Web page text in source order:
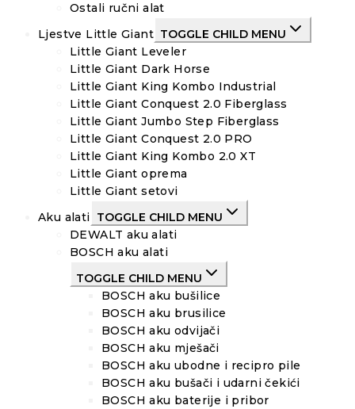
Ostali ručni alat
Ljestve Little Giant TOGGLE CHILD MENU
Little Giant Leveler
Little Giant Dark Horse
Little Giant King Kombo Industrial
Little Giant Conquest 2.0 Fiberglass
Little Giant Jumbo Step Fiberglass
Little Giant Conquest 2.0 PRO
Little Giant King Kombo 2.0 XT
Little Giant oprema
Little Giant setovi
Aku alati TOGGLE CHILD MENU
DEWALT aku alati
BOSCH aku alati
TOGGLE CHILD MENU
BOSCH aku bušilice
BOSCH aku brusilice
BOSCH aku odvijači
BOSCH aku mješači
BOSCH aku ubodne i recipro pile
BOSCH aku bušači i udarni čekići
BOSCH aku baterije i pribor